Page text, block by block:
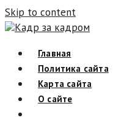
Skip to content
Кадр за кадром
Главная
Политика сайта
Карта сайта
О сайте